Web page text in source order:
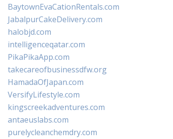
BaytownEvaCationRentals.com
JabalpurCakeDelivery.com
halobjd.com
intelligenceqatar.com
PikaPikaApp.com
takecareofbusinessdfw.org
HamadaOfJapan.com
VersifyLifestyle.com
kingscreekadventures.com
antaeuslabs.com
purelycleanchemdry.com